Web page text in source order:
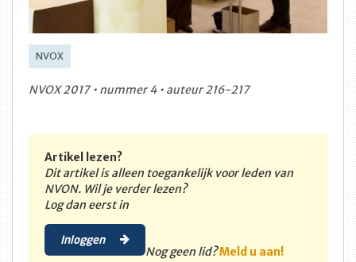
NVOX
NVOX 2017 • nummer 4 • auteur 216-217
Artikel lezen?
Dit artikel is alleen toegankelijk voor leden van
NVON. Wil je verder lezen?
Log dan eerst in
Inloggen
Nog geen lid?Meld u aan!